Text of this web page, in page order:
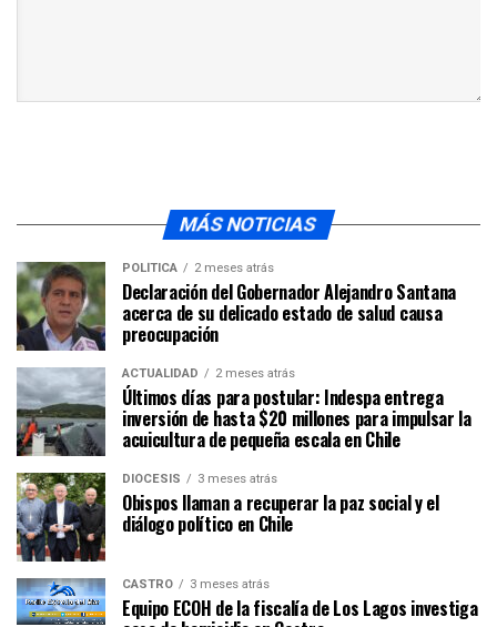
MÁS NOTICIAS
POLÍTICA 2 meses atrás
Declaración del Gobernador Alejandro Santana
acerca de su delicado estado de salud causa
preocupación
ACTUALIDAD 2 meses atrás
Últimos días para postular: Indespa entrega
inversión de hasta $20 millones para impulsar la
acuicultura de pequeña escala en Chile
DIÓCESIS 3 meses atrás
Obispos llaman a recuperar la paz social y el
diálogo político en Chile
CASTRO 3 meses atrás
Equipo ECOH de la fiscalía de Los Lagos investiga